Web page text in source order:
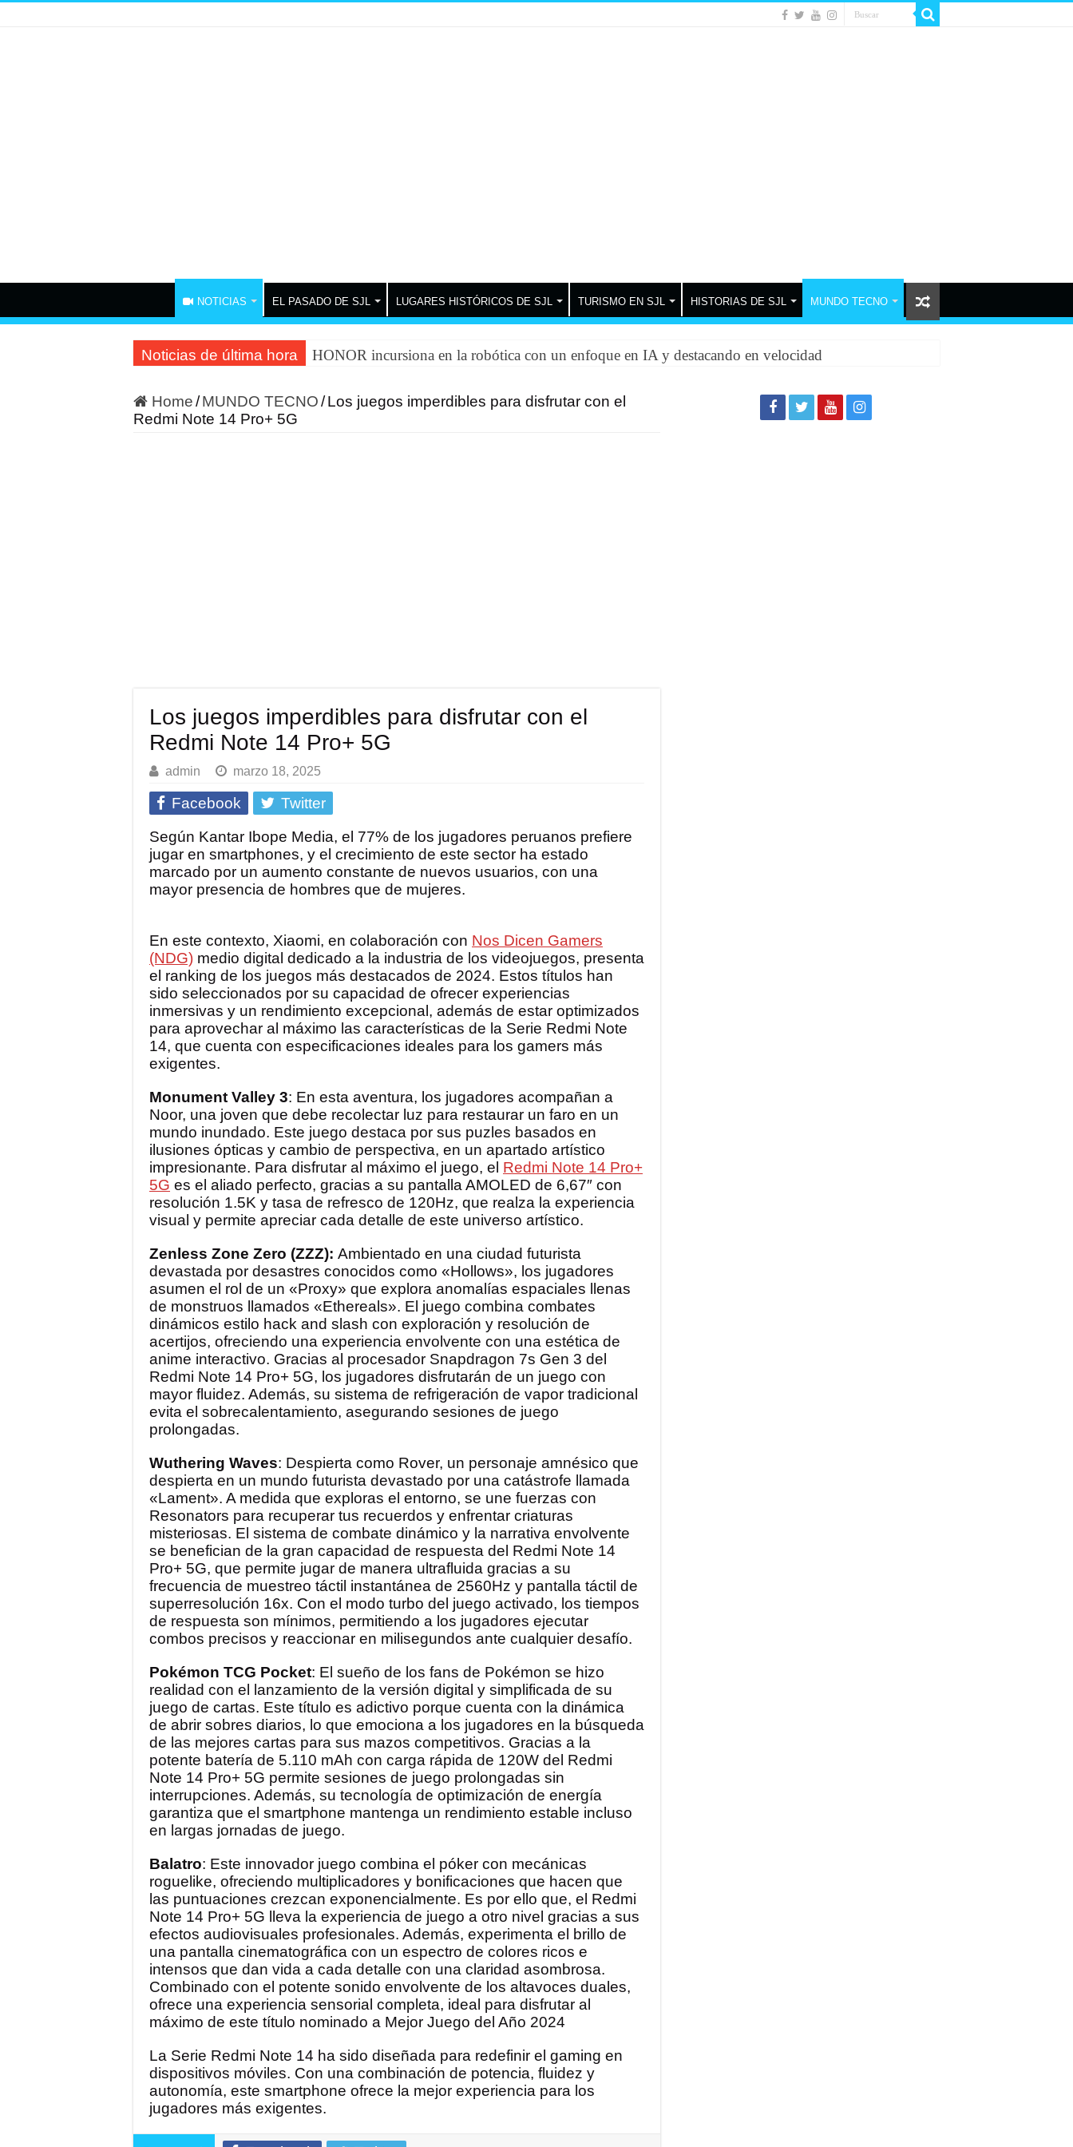
NOTICIAS EL PASADO DE SJL LUGARES HISTÓRICOS DE SJL TURISMO EN SJL HISTORIAS DE SJL MUNDO TECNO
Noticias de última hora HONOR incursiona en la robótica con un enfoque en IA y destacando en velocidad
Home/MUNDO TECNO/Los juegos imperdibles para disfrutar con el
Redmi Note 14 Pro+ 5G
Los juegos imperdibles para disfrutar con el
Redmi Note 14 Pro+ 5G
admin marzo 18, 2025
Facebook
Twitter
Según Kantar Ibope Media, el 77% de los jugadores peruanos prefiere
jugar en smartphones, y el crecimiento de este sector ha estado
marcado por un aumento constante de nuevos usuarios, con una
mayor presencia de hombres que de mujeres.
En este contexto, Xiaomi, en colaboración con Nos Dicen Gamers
(NDG) medio digital dedicado a la industria de los videojuegos, presenta
el ranking de los juegos más destacados de 2024. Estos títulos han
sido seleccionados por su capacidad de ofrecer experiencias
inmersivas y un rendimiento excepcional, además de estar optimizados
para aprovechar al máximo las características de la Serie Redmi Note
14, que cuenta con especificaciones ideales para los gamers más
exigentes.
Monument Valley 3: En esta aventura, los jugadores acompañan a
Noor, una joven que debe recolectar luz para restaurar un faro en un
mundo inundado. Este juego destaca por sus puzles basados en
ilusiones ópticas y cambio de perspectiva, en un apartado artístico
impresionante. Para disfrutar al máximo el juego, el Redmi Note 14 Pro+
5G es el aliado perfecto, gracias a su pantalla AMOLED de 6,67″ con
resolución 1.5K y tasa de refresco de 120Hz, que realza la experiencia
visual y permite apreciar cada detalle de este universo artístico.
Zenless Zone Zero (ZZZ): Ambientado en una ciudad futurista
devastada por desastres conocidos como «Hollows», los jugadores
asumen el rol de un «Proxy» que explora anomalías espaciales llenas
de monstruos llamados «Ethereals». El juego combina combates
dinámicos estilo hack and slash con exploración y resolución de
acertijos, ofreciendo una experiencia envolvente con una estética de
anime interactivo. Gracias al procesador Snapdragon 7s Gen 3 del
Redmi Note 14 Pro+ 5G, los jugadores disfrutarán de un juego con
mayor fluidez. Además, su sistema de refrigeración de vapor tradicional
evita el sobrecalentamiento, asegurando sesiones de juego
prolongadas.
Wuthering Waves: Despierta como Rover, un personaje amnésico que
despierta en un mundo futurista devastado por una catástrofe llamada
«Lament». A medida que exploras el entorno, se une fuerzas con
Resonators para recuperar tus recuerdos y enfrentar criaturas
misteriosas. El sistema de combate dinámico y la narrativa envolvente
se benefician de la gran capacidad de respuesta del Redmi Note 14
Pro+ 5G, que permite jugar de manera ultrafluida gracias a su
frecuencia de muestreo táctil instantánea de 2560Hz y pantalla táctil de
superresolución 16x. Con el modo turbo del juego activado, los tiempos
de respuesta son mínimos, permitiendo a los jugadores ejecutar
combos precisos y reaccionar en milisegundos ante cualquier desafío.
Pokémon TCG Pocket: El sueño de los fans de Pokémon se hizo
realidad con el lanzamiento de la versión digital y simplificada de su
juego de cartas. Este título es adictivo porque cuenta con la dinámica
de abrir sobres diarios, lo que emociona a los jugadores en la búsqueda
de las mejores cartas para sus mazos competitivos. Gracias a la
potente batería de 5.110 mAh con carga rápida de 120W del Redmi
Note 14 Pro+ 5G permite sesiones de juego prolongadas sin
interrupciones. Además, su tecnología de optimización de energía
garantiza que el smartphone mantenga un rendimiento estable incluso
en largas jornadas de juego.
Balatro: Este innovador juego combina el póker con mecánicas
roguelike, ofreciendo multiplicadores y bonificaciones que hacen que
las puntuaciones crezcan exponencialmente. Es por ello que, el Redmi
Note 14 Pro+ 5G lleva la experiencia de juego a otro nivel gracias a sus
efectos audiovisuales profesionales. Además, experimenta el brillo de
una pantalla cinematográfica con un espectro de colores ricos e
intensos que dan vida a cada detalle con una claridad asombrosa.
Combinado con el potente sonido envolvente de los altavoces duales,
ofrece una experiencia sensorial completa, ideal para disfrutar al
máximo de este título nominado a Mejor Juego del Año 2024
La Serie Redmi Note 14 ha sido diseñada para redefinir el gaming en
dispositivos móviles. Con una combinación de potencia, fluidez y
autonomía, este smartphone ofrece la mejor experiencia para los
jugadores más exigentes.